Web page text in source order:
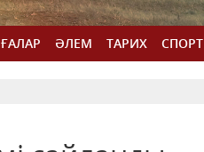
ӘЛЕМ ТАРИХ СПОРТ